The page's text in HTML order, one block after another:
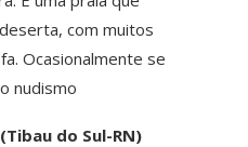
com muitos
Ocasionalmente se
nudismo
do Sul-RN)